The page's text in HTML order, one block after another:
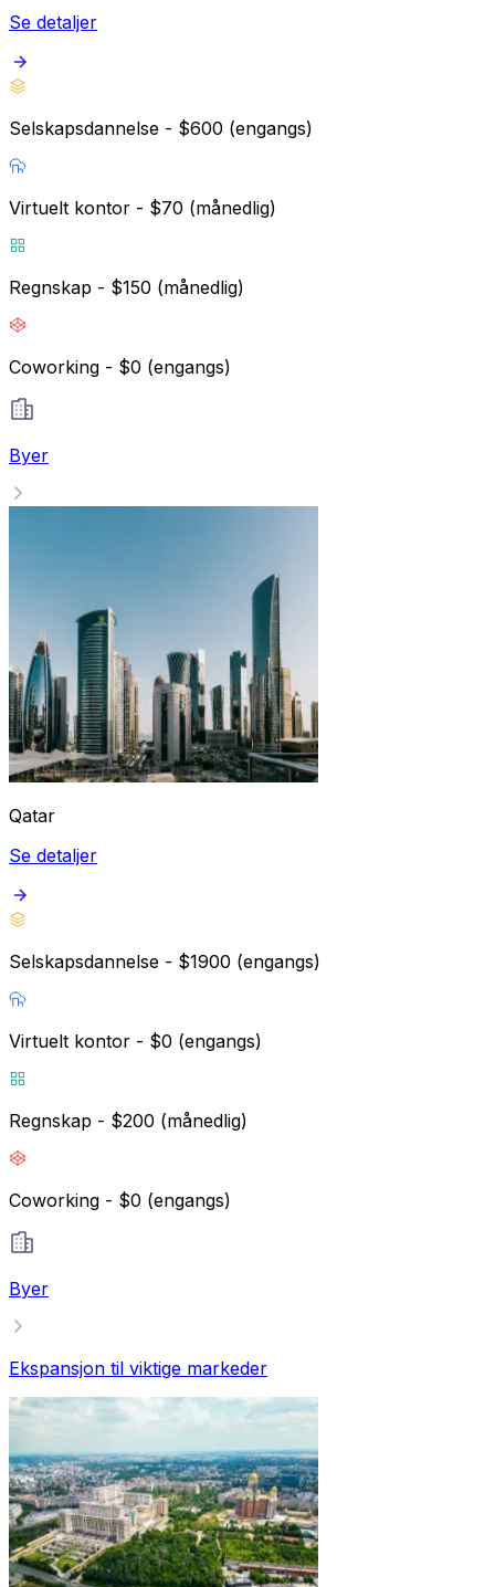
Se detaljer
Selskapsdannelse - $600 (engangs)
Virtuelt kontor - $70 (månedlig)
Regnskap - $150 (månedlig)
Coworking - $0 (engangs)
Byer
Qatar
Se detaljer
Selskapsdannelse - $1900 (engangs)
Virtuelt kontor - $0 (engangs)
Regnskap - $200 (månedlig)
Coworking - $0 (engangs)
Byer
Ekspansjon til viktige markeder